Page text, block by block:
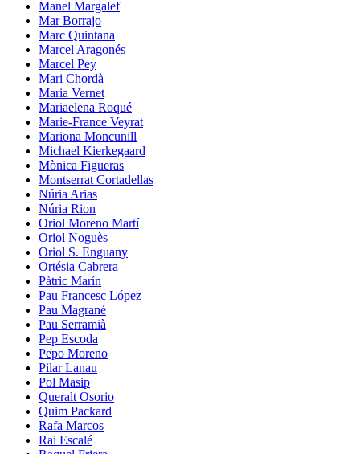
Manel Margalef
Mar Borrajo
Marc Quintana
Marcel Aragonés
Marcel Pey
Mari Chordà
Maria Vernet
Mariaelena Roqué
Marie-France Veyrat
Mariona Moncunill
Michael Kierkegaard
Mònica Figueras
Montserrat Cortadellas
Núria Arias
Núria Rion
Oriol Moreno Martí
Oriol Noguès
Oriol S. Enguany
Ortésia Cabrera
Pàtric Marín
Pau Francesc López
Pau Magrané
Pau Serramià
Pep Escoda
Pepo Moreno
Pilar Lanau
Pol Masip
Queralt Osorio
Quim Packard
Rafa Marcos
Rai Escalé